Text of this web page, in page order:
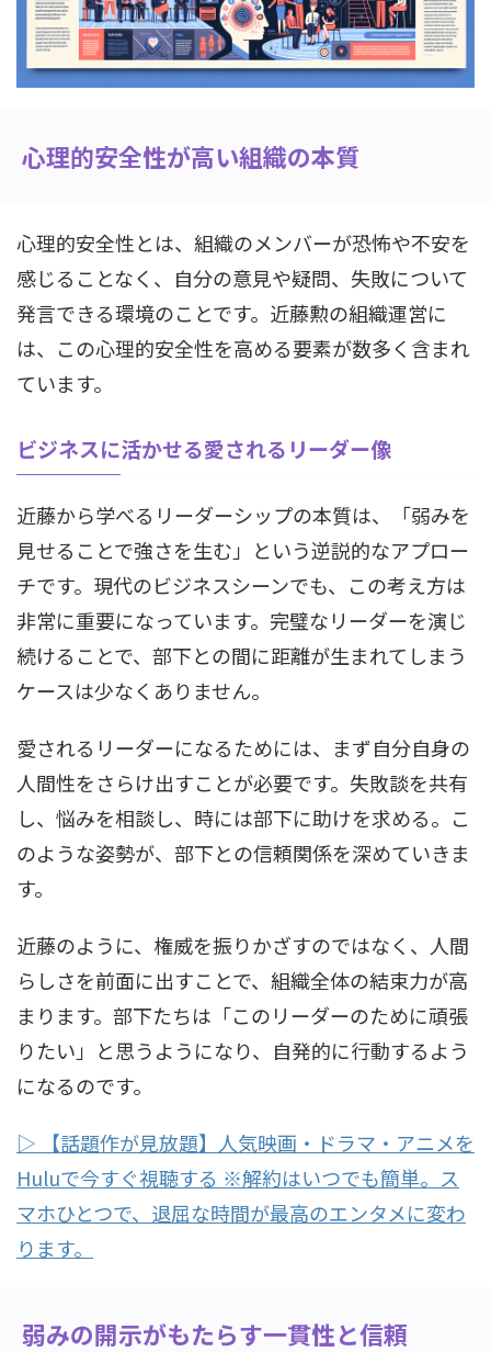
心理的安全性が高い組織の本質
心理的安全性とは、組織のメンバーが恐怖や不安を
感じることなく、自分の意見や疑問、失敗について
発言できる環境のことです。近藤勲の組織運営に
は、この心理的安全性を高める要素が数多く含まれ
ています。
ビジネスに活かせる愛されるリーダー像
近藤から学べるリーダーシップの本質は、「弱みを
見せることで強さを生む」という逆説的なアプロー
チです。現代のビジネスシーンでも、この考え方は
非常に重要になっています。完璧なリーダーを演じ
続けることで、部下との間に距離が生まれてしまう
ケースは少なくありません。
愛されるリーダーになるためには、まず自分自身の
人間性をさらけ出すことが必要です。失敗談を共有
し、悩みを相談し、時には部下に助けを求める。こ
のような姿勢が、部下との信頼関係を深めていきま
す。
近藤のように、権威を振りかざすのではなく、人間
らしさを前面に出すことで、組織全体の結束力が高
まります。部下たちは「このリーダーのために頑張
りたい」と思うようになり、自発的に行動するよう
になるのです。
▷ 【話題作が見放題】人気映画・ドラマ・アニメを
Huluで今すぐ視聴する ※解約はいつでも簡単。ス
マホひとつで、退屈な時間が最高のエンタメに変わ
ります。
弱みの開示がもたらす一貫性と信頼